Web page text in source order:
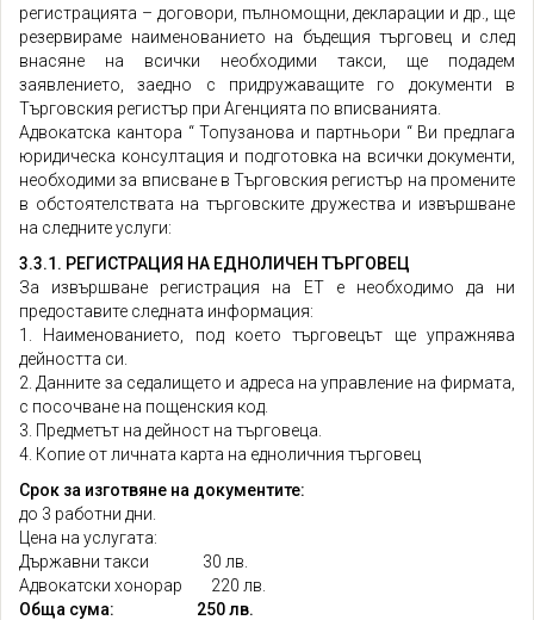
регистрацията – договори, пълномощни, декларации и др., ще
резервираме наименованието на бъдещия търговец и след
внасяне на всички необходими такси, ще подадем
заявлението, заедно с придружаващите го документи в
Търговския регистър при Агенцията по вписванията.
Адвокатска кантора “ Топузанова и партньори “ Ви предлага
юридическа консултация и подготовка на всички документи,
необходими за вписване в Търговския регистър на промените
в обстоятелствата на търговските дружества и извършване
на следните услуги:
3.3.1. РЕГИСТРАЦИЯ НА ЕДНОЛИЧЕН ТЪРГОВЕЦ
За извършване регистрация на ЕТ е необходимо да ни
предоставите следната информация:
1. Наименованието, под което търговецът ще упражнява
дейността си.
2. Данните за седалището и адреса на управление на фирмата,
с посочване на пощенския код.
3. Предметът на дейност на търговеца.
4. Копие от личната карта на едноличния търговец
Срок за изготвяне на документите:
до 3 работни дни.
Цена на услугата:
Държавни такси 30 лв.
Адвокатски хонорар 220 лв.
Обща сума: 250 лв.